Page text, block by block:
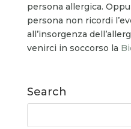
persona allergica.
persona non ricordi
all’insorgenza
venirci in soccorso la
Search